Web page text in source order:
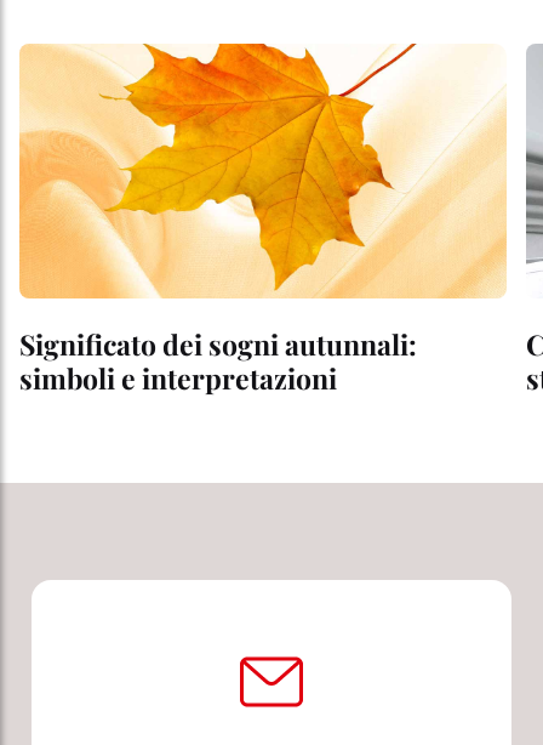
Significato dei sogni autunnali:
simboli e interpretazioni